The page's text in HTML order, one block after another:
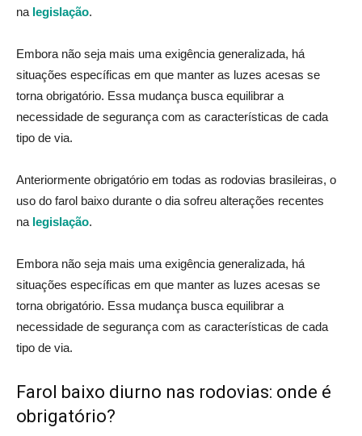
na legislação.
Embora não seja mais uma exigência generalizada, há
situações específicas em que manter as luzes acesas se
torna obrigatório. Essa mudança busca equilibrar a
necessidade de segurança com as características de cada
tipo de via.
Anteriormente obrigatório em todas as rodovias brasileiras, o
uso do farol baixo durante o dia sofreu alterações recentes
na legislação.
Embora não seja mais uma exigência generalizada, há
situações específicas em que manter as luzes acesas se
torna obrigatório. Essa mudança busca equilibrar a
necessidade de segurança com as características de cada
tipo de via.
Farol baixo diurno nas rodovias: onde é
obrigatório?